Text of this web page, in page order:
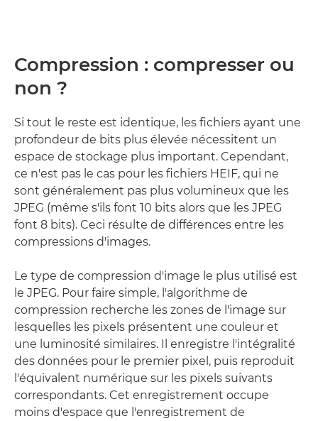
Compression : compresser ou
non ?
Si tout le reste est identique, les fichiers ayant une
profondeur de bits plus élevée nécessitent un
espace de stockage plus important. Cependant,
ce n'est pas le cas pour les fichiers HEIF, qui ne
sont généralement pas plus volumineux que les
JPEG (même s'ils font 10 bits alors que les JPEG
font 8 bits). Ceci résulte de différences entre les
compressions d'images.
Le type de compression d'image le plus utilisé est
le JPEG. Pour faire simple, l'algorithme de
compression recherche les zones de l'image sur
lesquelles les pixels présentent une couleur et
une luminosité similaires. Il enregistre l'intégralité
des données pour le premier pixel, puis reproduit
l'équivalent numérique sur les pixels suivants
correspondants. Cet enregistrement occupe
moins d'espace que l'enregistrement de